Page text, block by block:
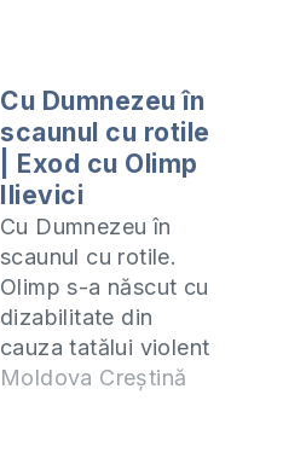
Cu Dumnezeu în
scaunul cu rotile
| Exod cu Olimp
Ilievici
Cu Dumnezeu în
scaunul cu rotile.
Olimp s-a născut cu
dizabilitate din
cauza tatălui violent
care o bătea pe
Moldova Creștină